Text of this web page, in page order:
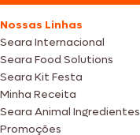
Nossas Linhas
Seara Internacional
Seara Food Solutions
Seara Kit Festa
Minha Receita
Seara Animal Ingredientes
Promoções